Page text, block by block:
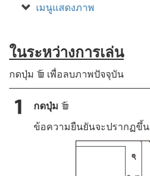
เมนูแสดงภาพ
ในระหว่างการเล่น
กดปุ่ม O เพื่อลบภาพปัจจุบัน
กดปุ่ม O
ข้อความยืนยันจะปรากฏขึ้น